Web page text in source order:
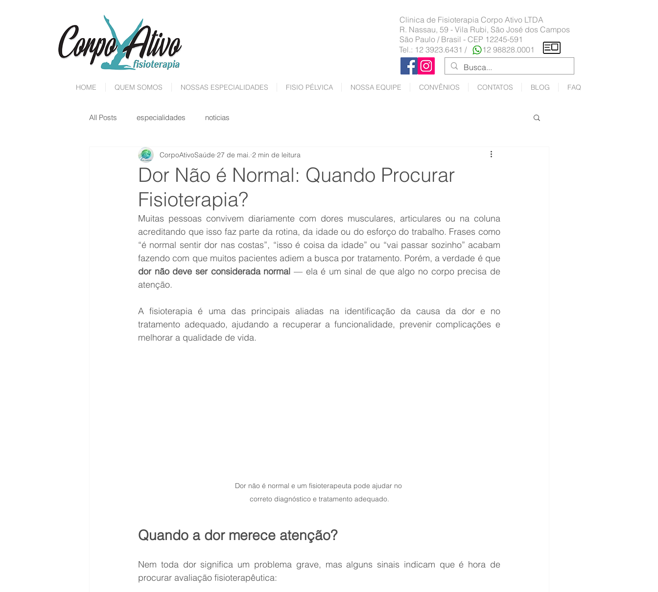
Clinica de Fisioterapia Corpo Ativo LTDA
R. Nassau, 59 - Vila Rubi, São José dos Campos
São Paulo / Brasil - CEP 12245-591
Tel.: 12 3923.6431 /
12 98828.0001
HOME QUEM SOMOS NOSSAS ESPECIALIDADES FISIO PÉLVICA NOSSA EQUIPE CONVÊNIOS CONTATOS BLOG FAQ
All Posts especialidades noticias
Dor Não é Normal: Quando Procurar
Fisioterapia?
CorpoAtivoSaúde 27 de mai. 2 min de leitura
Muitas pessoas convivem diariamente com dores musculares, articulares ou na coluna
acreditando que isso faz parte da rotina, da idade ou do esforço do trabalho. Frases como
“é normal sentir dor nas costas”, “isso é coisa da idade” ou “vai passar sozinho” acabam
dor não deve ser considerada normal — ela é um sinal de que algo no corpo precisa de
atenção.
A fisioterapia é uma das principais aliadas na identificação da causa da dor e no
tratamento adequado, ajudando a recuperar a funcionalidade, prevenir complicações e
melhorar a qualidade de vida.
Dor não é normal e um fisioterapeuta pode ajudar no
correto diagnóstico e tratamento adequado.
Quando a dor merece atenção?
Nem toda dor significa um problema grave, mas alguns sinais indicam que é hora de
procurar avaliação fisioterapêutica: